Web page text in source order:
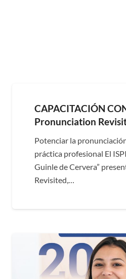
CAPACITACIÓN
Pronunciation
Potenciar la
práctica profesional El
Guinle de Cervera”
Revisited,…